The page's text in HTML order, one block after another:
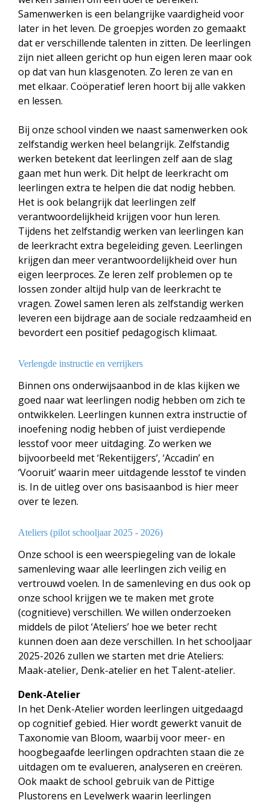
Samenwerken is een belangrijke vaardigheid voor
later in het leven. De groepjes worden zo gemaakt
dat er verschillende talenten in zitten. De leerlingen
zijn niet alleen gericht op hun eigen leren maar ook
op dat van hun klasgenoten. Zo leren ze van en
met elkaar. Coöperatief leren hoort bij alle vakken
en lessen.
Bij onze school vinden we naast samenwerken ook
zelfstandig werken heel belangrijk. Zelfstandig
werken betekent dat leerlingen zelf aan de slag
gaan met hun werk. Dit helpt de leerkracht om
leerlingen extra te helpen die dat nodig hebben.
Het is ook belangrijk dat leerlingen zelf
verantwoordelijkheid krijgen voor hun leren.
Tijdens het zelfstandig werken van leerlingen kan
de leerkracht extra begeleiding geven. Leerlingen
krijgen dan meer verantwoordelijkheid over hun
eigen leerproces. Ze leren zelf problemen op te
lossen zonder altijd hulp van de leerkracht te
vragen. Zowel samen leren als zelfstandig werken
leveren een bijdrage aan de sociale redzaamheid en
bevordert een positief pedagogisch klimaat.
Verlengde instructie en verrijkers
Binnen ons onderwijsaanbod in de klas kijken we
goed naar wat leerlingen nodig hebben om zich te
ontwikkelen. Leerlingen kunnen extra instructie of
inoefening nodig hebben of juist verdiepende
lesstof voor meer uitdaging. Zo werken we
bijvoorbeeld met ‘Rekentijgers’, ‘Accadin’ en
‘Vooruit’ waarin meer uitdagende lesstof te vinden
is. In de uitleg over ons basisaanbod is hier meer
over te lezen.
Ateliers (pilot schooljaar 2025 - 2026)
Onze school is een weerspiegeling van de lokale
samenleving waar alle leerlingen zich veilig en
vertrouwd voelen. In de samenleving en dus ook op
onze school krijgen we te maken met grote
(cognitieve) verschillen. We willen onderzoeken
middels de pilot ‘Ateliers’ hoe we beter recht
kunnen doen aan deze verschillen. In het schooljaar
2025-2026 zullen we starten met drie Ateliers:
Maak-atelier, Denk-atelier en het Talent-atelier.
Denk-Atelier
In het Denk-Atelier worden leerlingen uitgedaagd
op cognitief gebied. Hier wordt gewerkt vanuit de
Taxonomie van Bloom, waarbij voor meer- en
hoogbegaafde leerlingen opdrachten staan die ze
uitdagen om te evalueren, analyseren en creëren.
Ook maakt de school gebruik van de Pittige
Plustorens en Levelwerk waarin leerlingen